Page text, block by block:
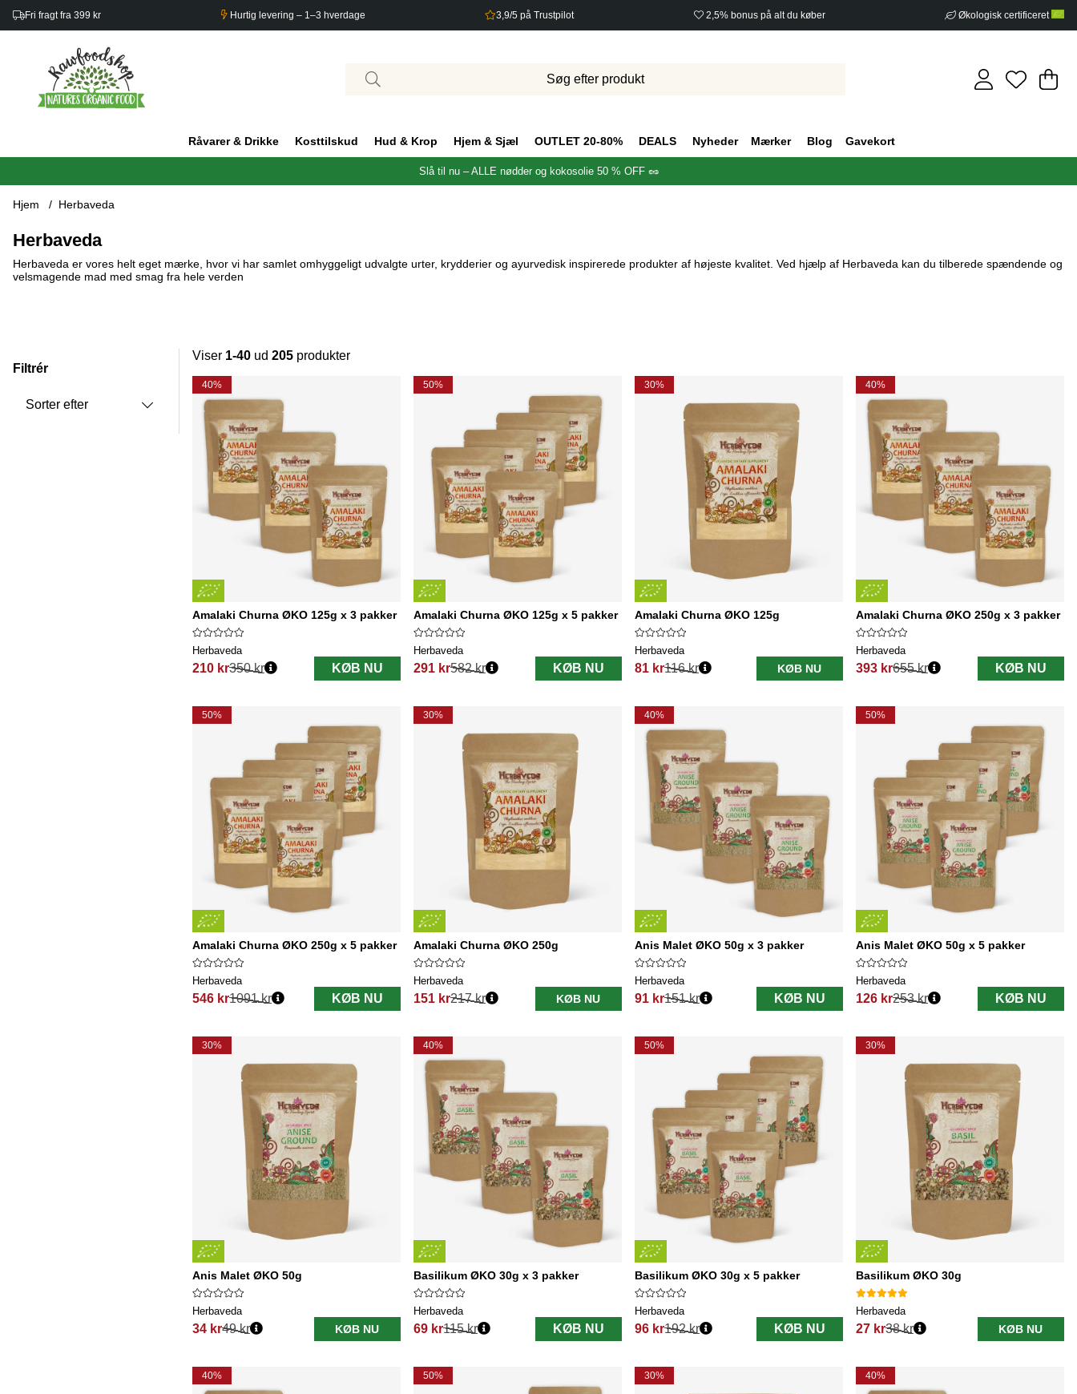
Fri fragt fra 399 kr Hurtig levering – 1–3 hverdage 3,9/5 på Trustpilot 2,5% bonus på alt du køber Økologisk certificeret
.
Råvarer & Drikke Kosttilskud Hud & Krop Hjem & Sjæl OUTLET 20-80% DEALS Nyheder Mærker Blog Gavekort
Slå til nu – ALLE nødder og kokosolie 50 % OFF 🥜
Hjem Herbaveda
Herbaveda
Herbaveda er vores helt eget mærke, hvor vi har samlet omhyggeligt udvalgte urter, krydderier og ayurvedisk inspirerede produkter af højeste kvalitet. Ved hjælp af Herbaveda kan du tilberede spændende og
velsmagende mad med smag fra hele verden
Filtrér
Sorter efter
Viser 1-40 ud 205 produkter
Produkter
40%
Amalaki Churna ØKO 125g x 3 pakker
Herbaveda
210 kr
Normalpris:
350 kr KØB NU
50%
Amalaki Churna ØKO 125g x 5 pakker
Herbaveda
291 kr
Normalpris:
582 kr KØB NU
30%
Amalaki Churna ØKO 125g
Herbaveda
81 kr
Normalpris:
116 kr KØB NU
40%
Amalaki Churna ØKO 250g x 3 pakker
Herbaveda
393 kr
Normalpris:
655 kr KØB NU
50%
Amalaki Churna ØKO 250g x 5 pakker
Herbaveda
546 kr
Normalpris:
1091 kr KØB NU
30%
Amalaki Churna ØKO 250g
Herbaveda
151 kr
Normalpris:
217 kr KØB NU
40%
Anis Malet ØKO 50g x 3 pakker
Herbaveda
91 kr
Normalpris:
151 kr KØB NU
50%
Anis Malet ØKO 50g x 5 pakker
Herbaveda
126 kr
Normalpris:
253 kr KØB NU
30%
Anis Malet ØKO 50g
Herbaveda
34 kr
Normalpris:
49 kr KØB NU
40%
Basilikum ØKO 30g x 3 pakker
Herbaveda
69 kr
Normalpris:
115 kr KØB NU
50%
Basilikum ØKO 30g x 5 pakker
Herbaveda
96 kr
Normalpris:
192 kr KØB NU
30%
Basilikum ØKO 30g
Herbaveda
27 kr
Normalpris:
38 kr KØB NU
40% 50% 30% 40%